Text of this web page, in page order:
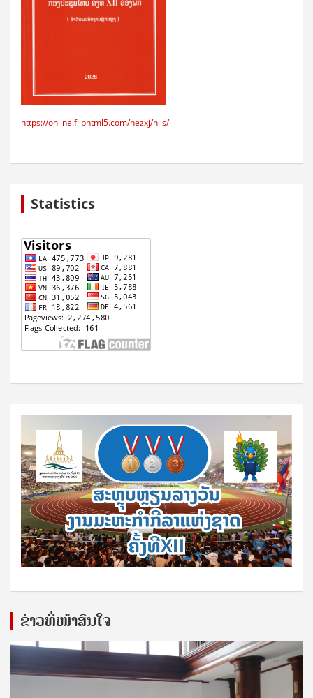
https://online.fliphtml5.com/hezxj/nlls/
Statistics
ຂ່າວທີ່ໜ້າສົນໃຈ